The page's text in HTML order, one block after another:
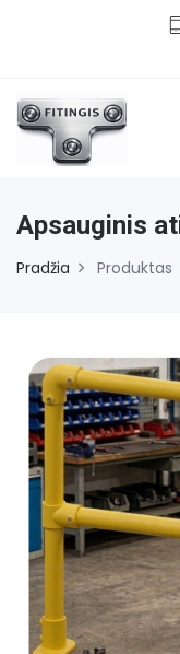
Apsauginis
Pradžia Produktas